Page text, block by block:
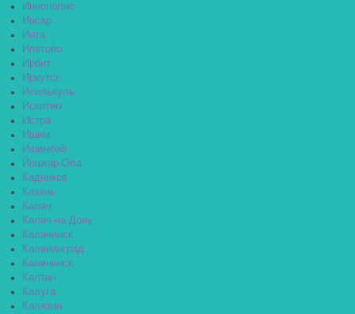
Иннополис
Инсар
Инта
Ипатово
Ирбит
Иркутск
Исилькуль
Искитим
Истра
Ишим
Ишимбай
Йошкар-Ола
Кадников
Казань
Калач
Калач-на-Дону
Калачинск
Калининград
Калининск
Калтан
Калуга
Калязин